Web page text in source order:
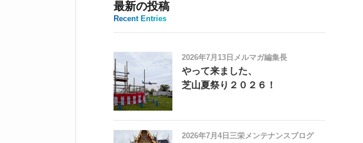
最新の投稿
Recent Entries
2026年7月13日 メルマガ編集長
やって来ました、
芝山夏祭り２０２６！
2026年7月4日 三栄メンテナンスブログ